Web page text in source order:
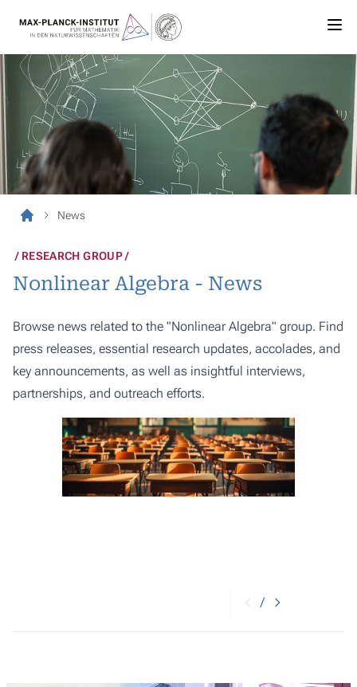
News
RESEARCH GROUP
Nonlinear Algebra - News
Browse news related to the "Nonlinear Algebra" group. Find
press releases, essential research updates, accolades, and
key announcements, as well as insightful interviews,
partnerships, and outreach efforts.
/